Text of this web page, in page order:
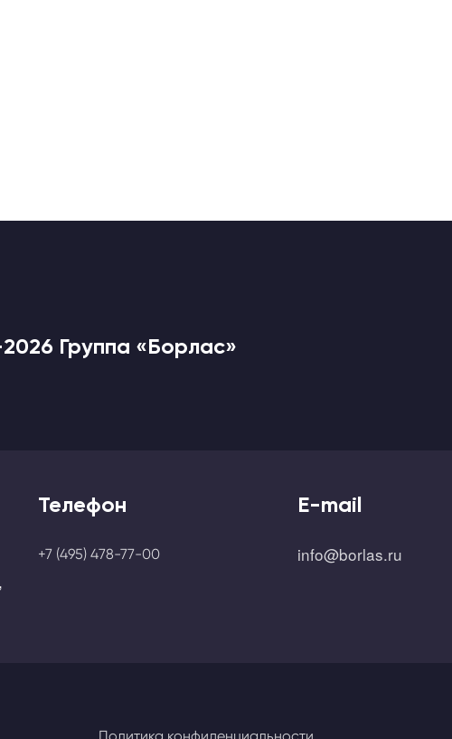
Группа «Борлас»
Телефон
+7 (495) 478-77-00
E-mail
info@borlas.ru